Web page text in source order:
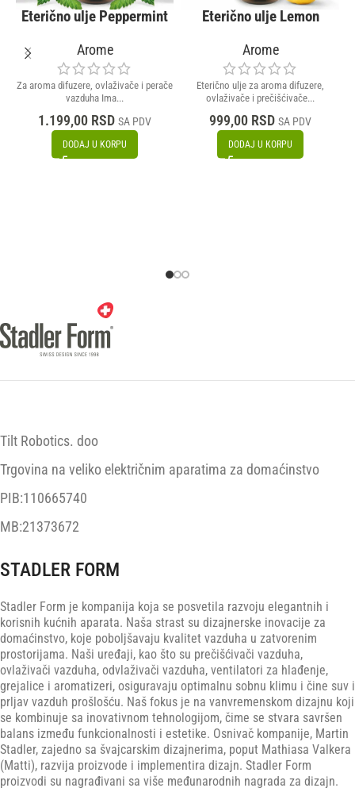
Eterično ulje Peppermint
Arome
Za aroma difuzere, ovlaživače i perače
vazduha Ima...
1.199,00 RSD SA PDV
DODAJ U KORPU
Eterično ulje Lemon
Arome
Eterično ulje za aroma difuzere,
ovlaživače i prečišćivače...
999,00 RSD SA PDV
DODAJ U KORPU
Tilt Robotics. doo
Trgovina na veliko električnim aparatima za domaćinstvo
PIB:110665740
MB:21373672
STADLER FORM
Stadler Form je kompanija koja se posvetila razvoju elegantnih i
korisnih kućnih aparata. Naša strast su dizajnerske inovacije za
domaćinstvo, koje poboljšavaju kvalitet vazduha u zatvorenim
prostorijama. Naši uređaji, kao što su prečišćivači vazduha,
ovlaživači vazduha, odvlaživači vazduha, ventilatori za hlađenje,
grejalice i aromatizeri, osiguravaju optimalnu sobnu klimu i čine suv i
prljav vazduh prošlošću. Naš fokus je na vanvremenskom dizajnu koji
se kombinuje sa inovativnom tehnologijom, čime se stvara savršen
balans između funkcionalnosti i estetike. Osnivač kompanije, Martin
Stadler, zajedno sa švajcarskim dizajnerima, poput Mathiasa Valkera
(Matti), razvija proizvode i implementira dizajn. Stadler Form
proizvodi su nagrađivani sa više međunarodnih nagrada za dizajn.